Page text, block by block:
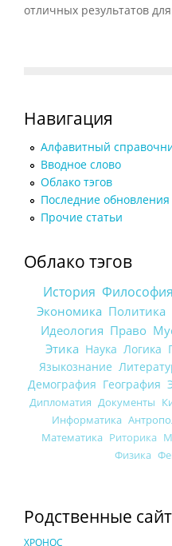
отличных результатов
Навигация
Алфавитный
Вводное слово
Облако тэгов
Последние обновления
Прочие статьи
Облако тэгов
История Философия
Экономика Политика
Идеология Право
Этика Наука Логика
Языкознание
Демография География
Дипломатия Документы
Информатика
Математика Риторика
Физика
Родственные
ХРОНОС